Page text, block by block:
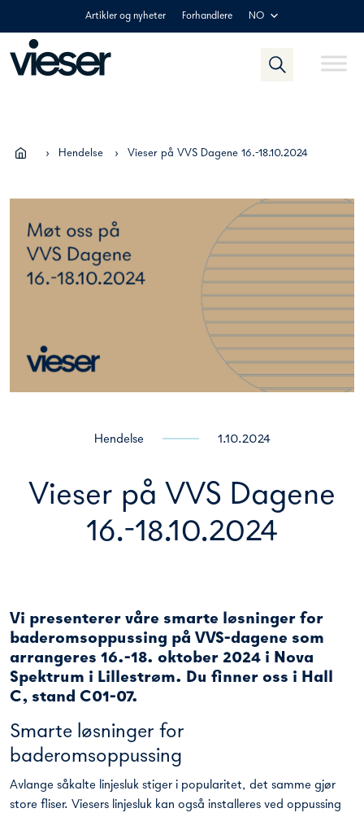
content
Artikler og nyheter Forhandlere NO
› Hendelse › Vieser på VVS Dagene 16.-18.10.2024
Hendelse 1.10.2024
Vieser på VVS Dagene
16.-18.10.2024
Vi presenterer våre smarte løsninger for
baderomsoppussing på VVS-dagene som
arrangeres 16.-18. oktober 2024 i Nova
Spektrum i Lillestrøm. Du finner oss i Hall
C, stand C01-07.
Smarte løsninger for
baderomsoppussing
Avlange såkalte linjesluk stiger i popularitet, det samme gjør
store fliser. Viesers linjesluk kan også installeres ved oppussing